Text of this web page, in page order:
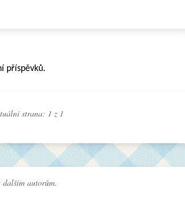
příspěvků.
strana: 1 z 1
autorům.